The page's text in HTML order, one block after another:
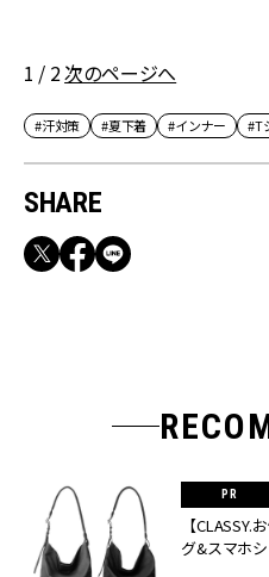
1 / 2次のページへ
#汗対策 #夏下着 #インナー #T
SHARE
【
グ&スマホ